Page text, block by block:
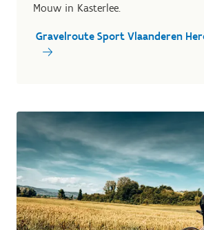
Mouw in Kasterlee.
Gravelroute Sport Vlaanderen